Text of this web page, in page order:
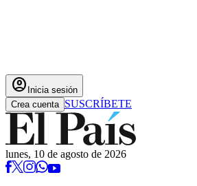
account_circle Inicia sesión
Crea cuenta SUSCRÍBETE
lunes, 10 de agosto de 2026